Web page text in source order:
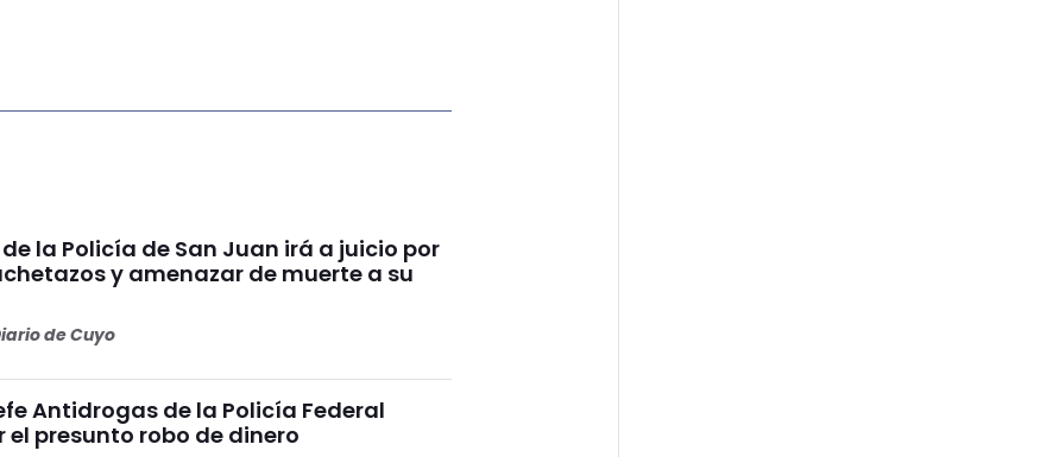
la Policía de San Juan irá a juicio por
y amenazar de muerte a su
de Cuyo
Antidrogas de la Policía Federal
el presunto robo de dinero